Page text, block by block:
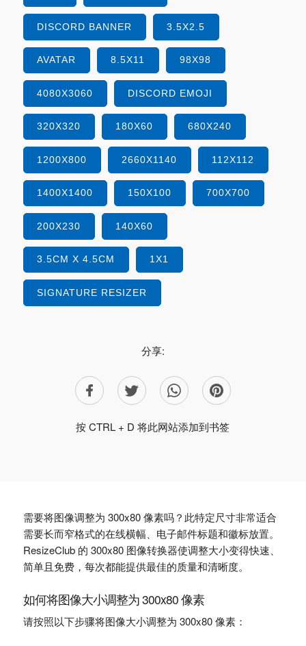
DISCORD BANNER 3.5X2.5
AVATAR 8.5X11 98X98
4080X3060 DISCORD EMOJI
320X320 180X60 680X240
1200X800 2660X1140 112X112
1400X1400 150X100 700X700
200X230 140X60
3.5CM X 4.5CM 1X1
SIGNATURE RESIZER
分享:
按 CTRL + D 将此网站添加到书签
需要将图像调整为 300x80 像素吗？此特定尺寸非常适合
需要长而窄格式的在线横幅、电子邮件标题和徽标放置。
ResizeClub 的 300x80 图像转换器使调整大小变得快速、
简单且免费，每次都能提供最佳的质量和清晰度。
如何将图像大小调整为 300x80 像素
请按照以下步骤将图像大小调整为 300x80 像素：